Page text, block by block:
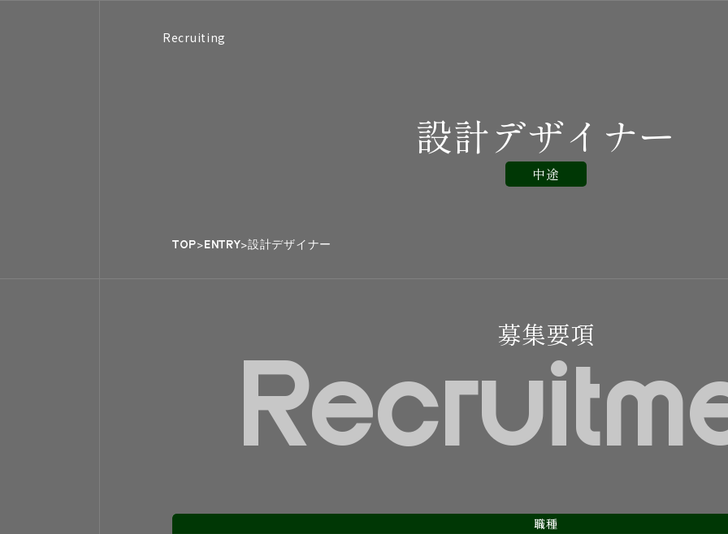
Recruiting
設計デザイナー
中途
TOP ENTRY 設計デザイナー
募集要項
職種